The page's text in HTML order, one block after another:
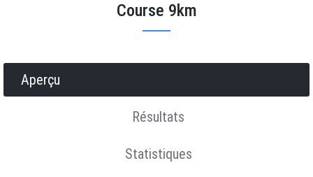
Course 9km
Aperçu
Résultats
Statistiques